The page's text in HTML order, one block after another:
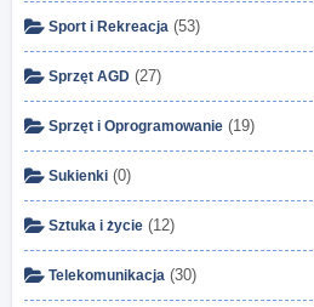
Sport i Rekreacja (53)
Sprzęt AGD (27)
Sprzęt i Oprogramowanie (19)
Sukienki (0)
Sztuka i życie (12)
Telekomunikacja (30)